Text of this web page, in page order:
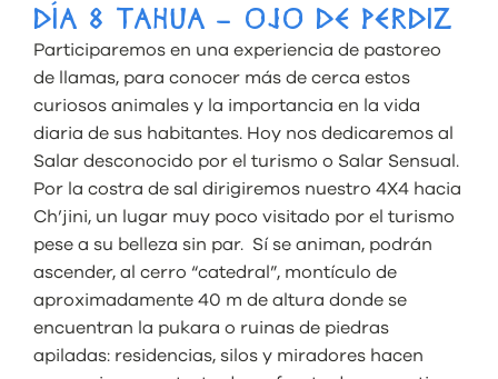
DÍA 8 TAHUA – OJO DE PERDIZ
Participaremos en una experiencia de pastoreo
de llamas, para conocer más de cerca estos
curiosos animales y la importancia en la vida
diaria de sus habitantes. Hoy nos dedicaremos al
Salar desconocido por el turismo o Salar Sensual.
Por la costra de sal dirigiremos nuestro 4X4 hacia
Ch’jini, un lugar muy poco visitado por el turismo
pese a su belleza sin par. Sí se animan, podrán
ascender, al cerro “catedral”, montículo de
aproximadamente 40 m de altura donde se
encuentran la pukara o ruinas de piedras
apiladas: residencias, silos y miradores hacen